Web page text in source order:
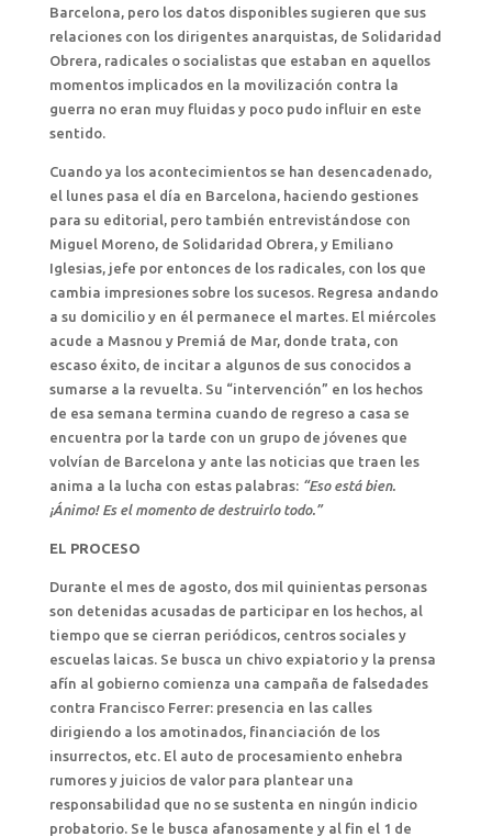
Barcelona, pero los datos disponibles sugieren que sus
relaciones con los dirigentes anarquistas, de Solidaridad
Obrera, radicales o socialistas que estaban en aquellos
momentos implicados en la movilización contra la
guerra no eran muy fluidas y poco pudo influir en este
sentido.
Cuando ya los acontecimientos se han desencadenado,
el lunes pasa el día en Barcelona, haciendo gestiones
para su editorial, pero también entrevistándose con
Miguel Moreno, de Solidaridad Obrera, y Emiliano
Iglesias, jefe por entonces de los radicales, con los que
cambia impresiones sobre los sucesos. Regresa andando
a su domicilio y en él permanece el martes. El miércoles
acude a Masnou y Premiá de Mar, donde trata, con
escaso éxito, de incitar a algunos de sus conocidos a
sumarse a la revuelta. Su “intervención” en los hechos
de esa semana termina cuando de regreso a casa se
encuentra por la tarde con un grupo de jóvenes que
volvían de Barcelona y ante las noticias que traen les
anima a la lucha con estas palabras: “Eso está bien.
¡Ánimo! Es el momento de destruirlo todo.”
EL PROCESO
Durante el mes de agosto, dos mil quinientas personas
son detenidas acusadas de participar en los hechos, al
tiempo que se cierran periódicos, centros sociales y
escuelas laicas. Se busca un chivo expiatorio y la prensa
afín al gobierno comienza una campaña de falsedades
contra Francisco Ferrer: presencia en las calles
dirigiendo a los amotinados, financiación de los
insurrectos, etc. El auto de procesamiento enhebra
rumores y juicios de valor para plantear una
responsabilidad que no se sustenta en ningún indicio
probatorio. Se le busca afanosamente y al fin el 1 de